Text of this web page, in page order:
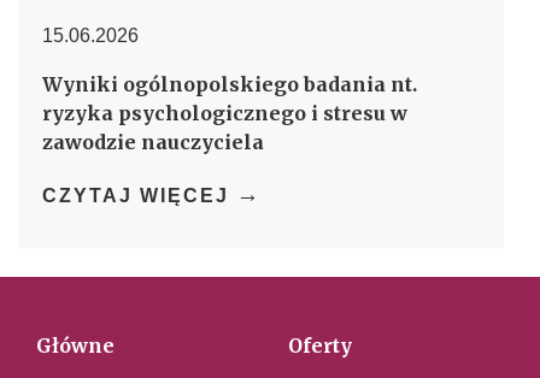
15.06.2026
Wyniki ogólnopolskiego badania nt.
ryzyka psychologicznego i stresu w
zawodzie nauczyciela
CZYTAJ WIĘCEJ →
Główne Oferty